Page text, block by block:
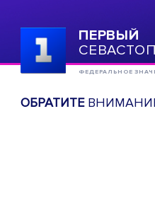
ПЕРВЫЙ
ФЕДЕРАЛЬНОЕ
ОБРАТИТЕ